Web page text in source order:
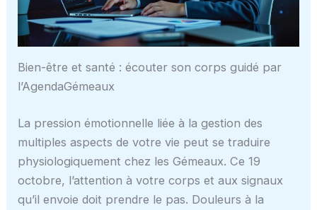
Bien-être et santé : écouter son corps guidé par
l’AgendaGémeaux
La pression émotionnelle liée à la gestion des
multiples aspects de votre vie peut se traduire
physiologiquement chez les Gémeaux. Ce 19
octobre, l’attention à votre corps et aux signaux
qu’il envoie doit prendre le pas. Douleurs à la